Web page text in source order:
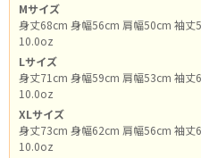
Mサイズ
身丈68cm 身幅56cm 肩幅50cm 袖丈
10.0oz
Lサイズ
身丈71cm 身幅59cm 肩幅53cm 袖丈
10.0oz
XLサイズ
身丈73cm 身幅62cm 肩幅56cm 袖丈
10.0oz